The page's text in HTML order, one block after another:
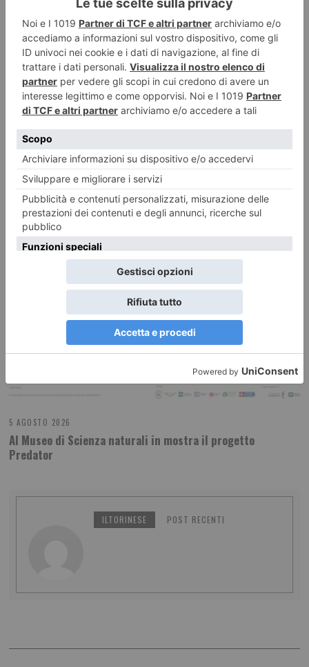
6 AGOSTO 2026
Stelle cadenti con visita notturna a Sant’Antonio di
Ranverso
5 AGOSTO 2026
Al Museo di Scienza naturali in mostra il progetto
Predator
ILTORINESE POST RECENTI